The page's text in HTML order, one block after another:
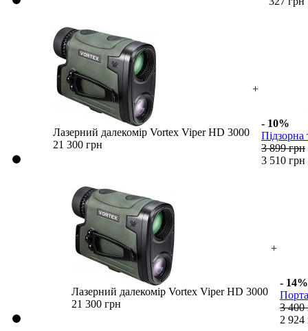
Лазерний далекомір Vortex Viper HD 3000
21 300 грн
+
- 10%
Підзорна
3 899 грн
3 510 грн
Лазерний далекомір Vortex Viper HD 3000
21 300 грн
+
- 14%
3 400
2 924